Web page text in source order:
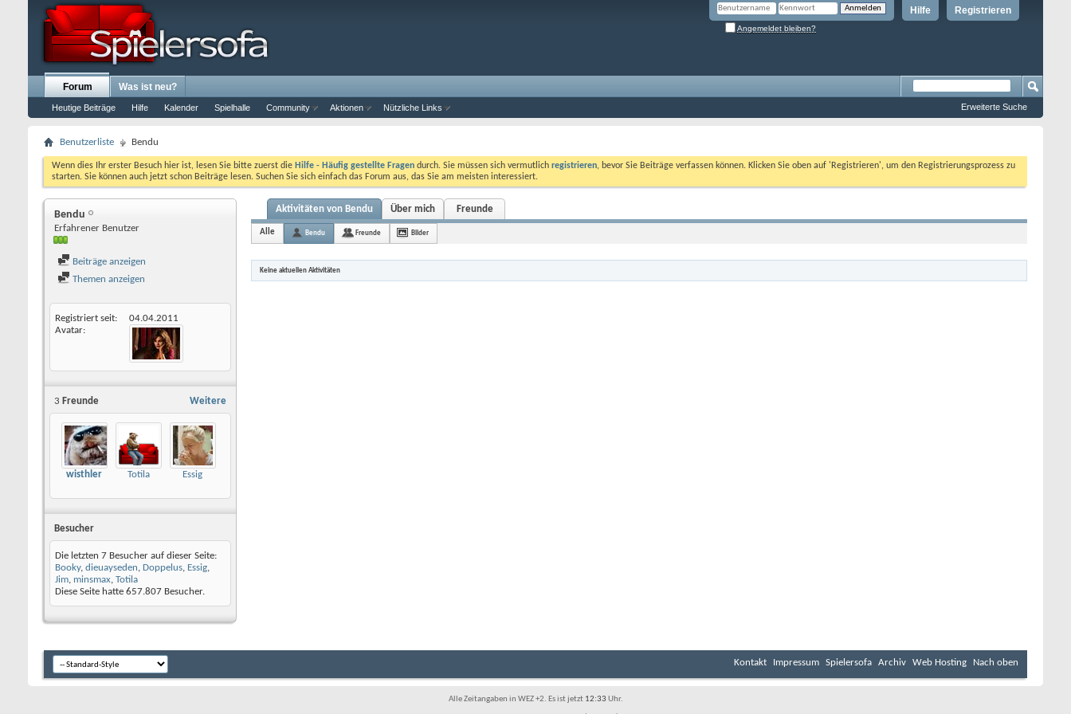
Registrieren
Hilfe
Angemeldet bleiben?
Forum
Heutige Beiträge Hilfe Kalender Spielhalle Community Aktionen Nützliche Links
Was ist neu?
Erweiterte Suche
Benutzerliste Bendu
Wenn dies Ihr erster Besuch hier ist, lesen Sie bitte zuerst die Hilfe - Häufig gestellte Fragen durch. Sie müssen sich vermutlich registrieren, bevor Sie Beiträge verfassen können. Klicken Sie oben auf 'Registrieren', um den Registrierungsprozess zu
starten. Sie können auch jetzt schon Beiträge lesen. Suchen Sie sich einfach das Forum aus, das Sie am meisten interessiert.
Bendu
Erfahrener Benutzer
Beiträge anzeigen
Themen anzeigen
Registriert seit
04.04.2011
Avatar
Weitere
3 Freunde
wisthler Totila Essig
Besucher
Die letzten 7 Besucher auf dieser Seite:
Booky, dieuayseden, Doppelus, Essig,
Jim, minsmax, Totila
Diese Seite hatte 657.807 Besucher.
Aktivitäten von Bendu Über mich Freunde
Alle Bendu Freunde Bilder
Keine aktuellen Aktivitäten
Kontakt Impressum Spielersofa Archiv Web Hosting Nach oben
Alle Zeitangaben in WEZ +2. Es ist jetzt 12:33 Uhr.